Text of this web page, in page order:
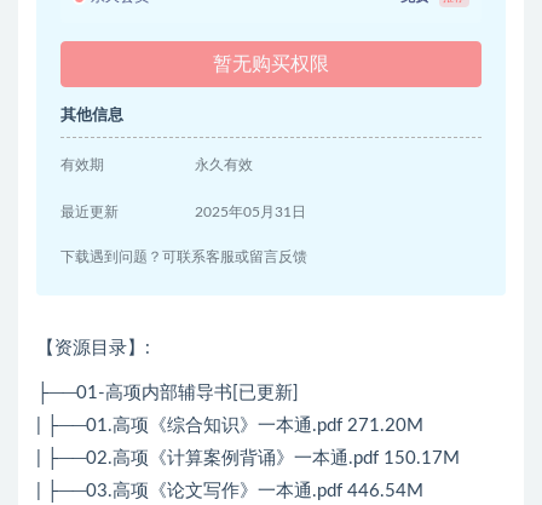
暂无购买权限
其他信息
有效期 永久有效
最近更新 2025年05月31日
下载遇到问题？可联系客服或留言反馈
【资源目录】:
├──01-高项内部辅导书[已更新]
| ├──01.高项《综合知识》一本通.pdf 271.20M
| ├──02.高项《计算案例背诵》一本通.pdf 150.17M
| ├──03.高项《论文写作》一本通.pdf 446.54M